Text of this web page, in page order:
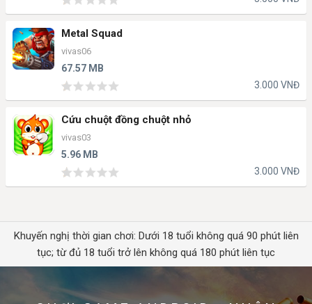
Metal Squad
vivas06
67.57 MB
3.000 VNĐ
Cứu chuột đồng chuột nhỏ
vivas03
5.96 MB
3.000 VNĐ
Khuyến nghị thời gian chơi: Dưới 18 tuổi không quá 90 phút liên
tục; từ đủ 18 tuổi trở lên không quá 180 phút liên tục